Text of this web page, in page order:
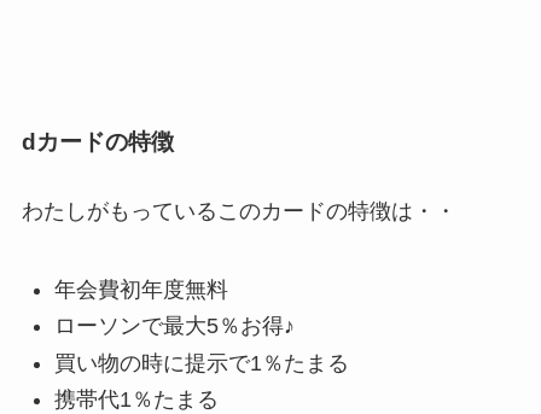
dカードの特徴
わたしがもっているこのカードの特徴は・・
年会費初年度無料
ローソンで最大5％お得♪
買い物の時に提示で1％たまる
携帯代1％たまる